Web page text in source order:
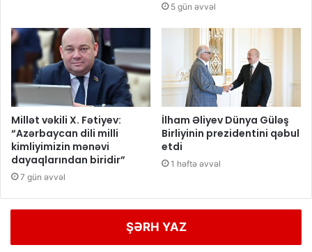
5 gün əvvəl
Millət vəkili X. Fətiyev:
“Azərbaycan dili milli
kimliyimizin mənəvi
dayaqlarından biridir”
7 gün əvvəl
İlham Əliyev Dünya Güləş
Birliyinin prezidentini qəbul
etdi
1 həftə əvvəl
ŞƏRH YAZ